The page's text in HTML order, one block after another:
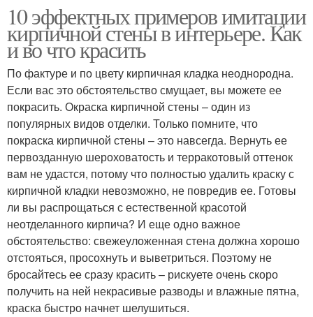
10 эффектных примеров имитации
кирпичной стены в интерьере. Как
и во что красить
По фактуре и по цвету кирпичная кладка неоднородна.
Если вас это обстоятельство смущает, вы можете ее
покрасить. Окраска кирпичной стены – один из
популярных видов отделки. Только помните, что
покраска кирпичной стены – это навсегда. Вернуть ее
первозданную шероховатость и терракотовый оттенок
вам не удастся, потому что полностью удалить краску с
кирпичной кладки невозможно, не повредив ее. Готовы
ли вы распрощаться с естественной красотой
неотделанного кирпича? И еще одно важное
обстоятельство: свежеуложенная стена должна хорошо
отстояться, просохнуть и выветриться. Поэтому не
бросайтесь ее сразу красить – рискуете очень скоро
получить на ней некрасивые разводы и влажные пятна,
краска быстро начнет шелушиться.